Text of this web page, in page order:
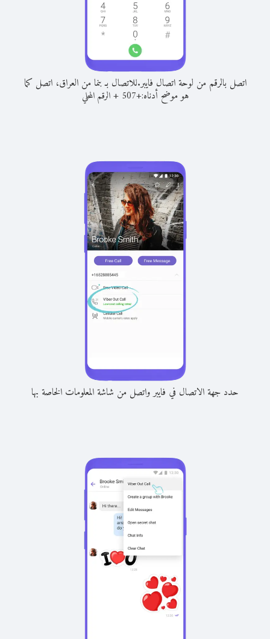
اتصل بالرقم من لوحة اتصال فايبر.للاتصال بـ بنما من العراق، اتصل كما
هو موضح أدناه:+
507
+الرقم المحلي
حدد جهة الاتصال في فايبر واتصل من شاشة المعلومات الخاصة بها